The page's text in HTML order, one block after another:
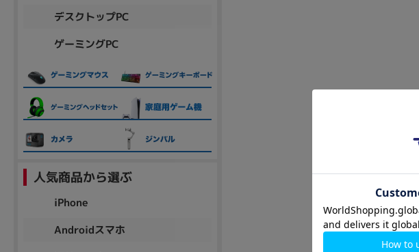
デスクトップPC
ゲーミングPC
人気商品から選ぶ
iPhone
Androidスマホ